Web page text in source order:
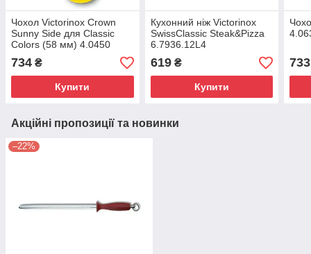
Чохол Victorinox Crown
Sunny Side для Classic
Colors (58 мм) 4.0450
734 ₴
Купити
Кухонний ніж Victorinox
SwissClassic Steak&Pizza
6.7936.12L4
619₴
Купити
733
Акційні пропозиції та новинки
–22%